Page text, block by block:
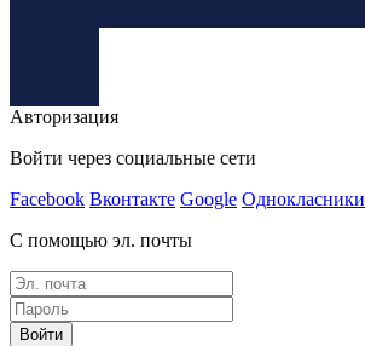
Авторизация
Войти через социальные сети
Facebook Вконтакте Google Однокласники
С помощью эл. почты
Войти